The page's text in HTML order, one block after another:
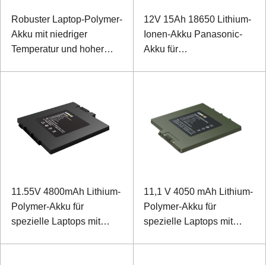
Robuster Laptop-Polymer-
Akku mit niedriger
Temperatur und hoher
12V 15Ah 18650 Lithium-
Ionen-Akku Panasonic-
Akku für
11.55V 4800mAh Lithium-
Polymer-Akku für
spezielle Laptops mit
11,1 V 4050 mAh Lithium-
Polymer-Akku für
spezielle Laptops mit